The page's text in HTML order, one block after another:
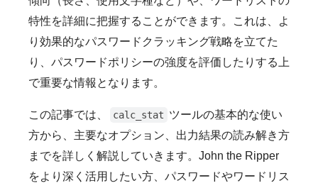
特性を詳細に把握することができます。これは、よ
り効果的なパスワードクラッキング戦略を立てた
り、パスワードポリシーの強度を評価したりする上
で重要な情報となります。
この記事では、 calc_stat ツールの基本的な使い
方から、主要なオプション、出力結果の読み解き方
までを詳しく解説していきます。John the Ripper
をより深く活用したい方、パスワードやワードリス